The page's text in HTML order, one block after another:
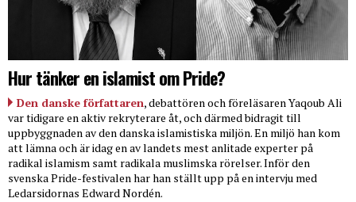
Hur tänker en islamist om Pride?
Den danske författaren, debattören och föreläsaren Yaqoub Ali
var tidigare en aktiv rekryterare åt, och därmed bidragit till
uppbyggnaden av den danska islamistiska miljön. En miljö han kom
att lämna och är idag en av landets mest anlitade experter på
radikal islamism samt radikala muslimska rörelser. Inför den
svenska Pride-festivalen har han ställt upp på en intervju med
Ledarsidornas Edward Nordén.